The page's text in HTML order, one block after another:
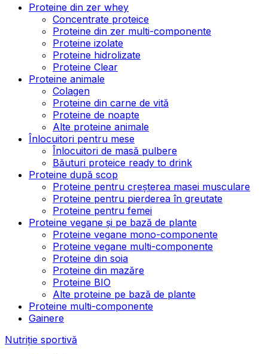
Proteine din zer whey
Concentrate proteice
Proteine din zer multi-componente
Proteine izolate
Proteine hidrolizate
Proteine Clear
Proteine animale
Colagen
Proteine din carne de vită
Proteine de noapte
Alte proteine animale
Înlocuitori pentru mese
Înlocuitori de masă pulbere
Băuturi proteice ready to drink
Proteine după scop
Proteine pentru creșterea masei musculare
Proteine pentru pierderea în greutate
Proteine pentru femei
Proteine vegane și pe bază de plante
Proteine vegane mono-componente
Proteine vegane multi-componente
Proteine din soia
Proteine din mazăre
Proteine BIO
Alte proteine pe bază de plante
Proteine multi-componente
Gainere
Nutriție sportivă